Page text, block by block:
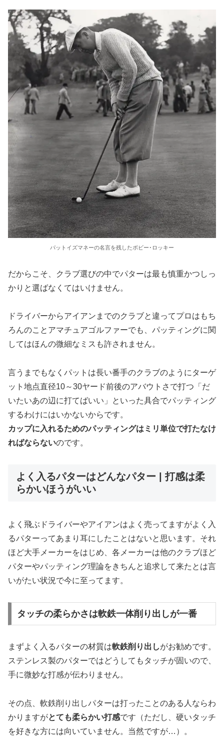
パットイズマネーの名言を残したボビー･ロッキー
だからこそ、クラブ選びの中でパターは最も慎重かつしっ
かりと選ばなくてはいけません。
ドライバーからアイアンまでのクラブと違ってプロはもち
ろんのことアマチュアゴルファーでも、パッティングに関
してはほんの微細なミスも許されません。
言うまでもなくパットは長い番手のクラブのようにターゲ
ット地点直径10～30ヤード前後のアバウトさで打つ「だ
いたいあの辺に打てばいい」といった具合でパッティング
するわけにはいかないからです。
カップに入れるためのパッティングはミリ単位で打たなけ
ればならないのです。
よく入るパターはどんなパター | 打感は柔
らかいほうがいい
よく飛ぶドライバーやアイアンはよく売ってますがよく入
るパターってあまり耳にしたことはないと思います。それ
ほど大手メーカーをはじめ、各メーカーは他のクラブほど
パターやパッティング理論をきちんと追求して来たとは言
いがたい状況で今に至ってます。
タッチの柔らかさは軟鉄一体削り出しが一番
まずよく入るパターの材質は軟鉄削り出しがお勧めです。
ステンレス製のパターではどうしてもタッチが固いので、
手に微妙な打感が伝わりません。
その点、軟鉄削り出しパターは打ったことのある人ならわ
かりますがとても柔らかい打感です（ただし、硬いタッチ
を好きな方には向いていません。当然ですが…）。